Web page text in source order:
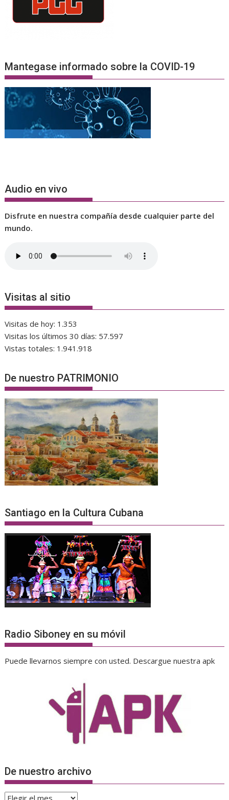
Mantegase informado sobre la COVID-19
Audio en vivo
Disfrute en nuestra compañía desde cualquier parte del
mundo.
Visitas al sitio
Visitas de hoy: 1.353
Visitas los últimos 30 días: 57.597
Vistas totales: 1.941.918
De nuestro PATRIMONIO
Santiago en la Cultura Cubana
Radio Siboney en su móvil
Puede llevarnos siempre con usted. Descargue nuestra apk
De nuestro archivo
De